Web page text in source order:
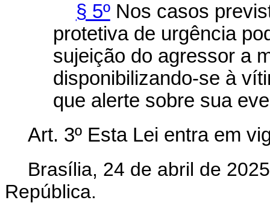
§ 5ºNos casos
protetiva de urgência
sujeição do agressor a
disponibilizando-se à
que alerte sobre sua
Art. 3º Esta Lei entra em
Brasília, 24 de abril de
República.